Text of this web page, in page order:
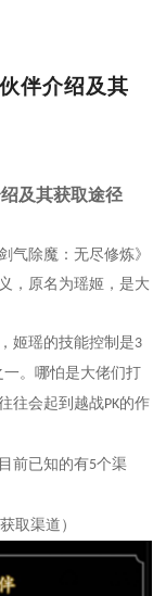
伴介绍及其
及其获取途径
气除魔：无尽修炼》
，原名为瑶姬，是大
姬瑶的技能控制是3
。哪怕是大佬们打
往会起到越战PK的作
前已知的有5个渠
取渠道）